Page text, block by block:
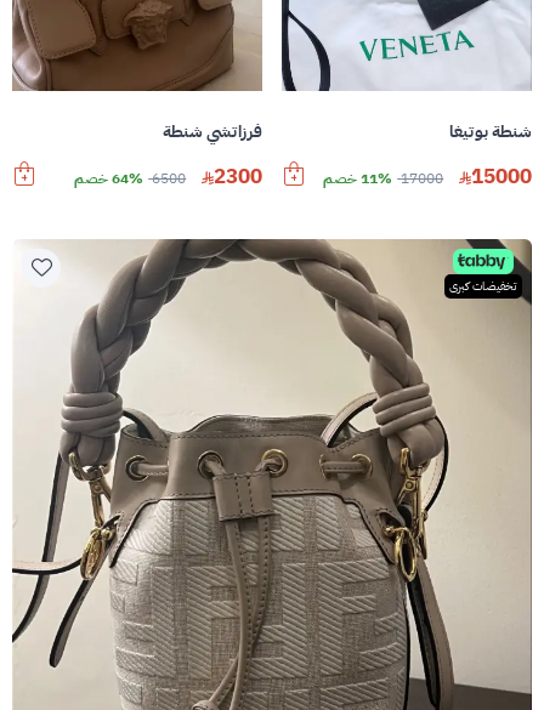
شنطة بوتيغا
15000
17000 11% خصم
فرزاتشي شنطة
2300
6500 64% خصم
تخفيضات كبرى